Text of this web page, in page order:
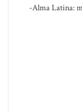
-Alma Latina: